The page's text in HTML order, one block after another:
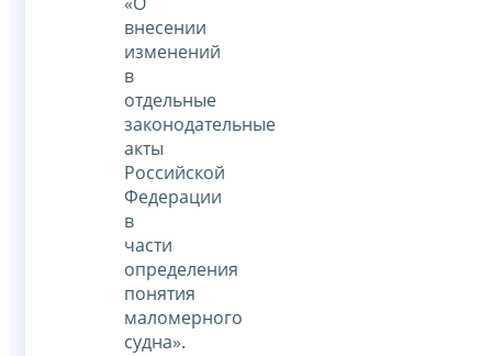
внесении
изменений
в
отдельные
законодательные
акты
Российской
Федерации
в
части
определения
понятия
маломерного
судна».